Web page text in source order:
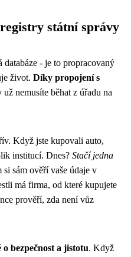
státní správy
- je to propracovaný
život. Díky propojení s
už nemusíte běhat z úřadu na
Když jste kupovali auto,
institucí. Dnes? Stačí jedna
si sám ověří vaše údaje v
má firma, od které kupujete
prověří, zda není vůz
bezpečnost a jistotu. Když